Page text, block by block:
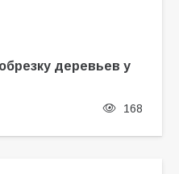
деревьев у
168